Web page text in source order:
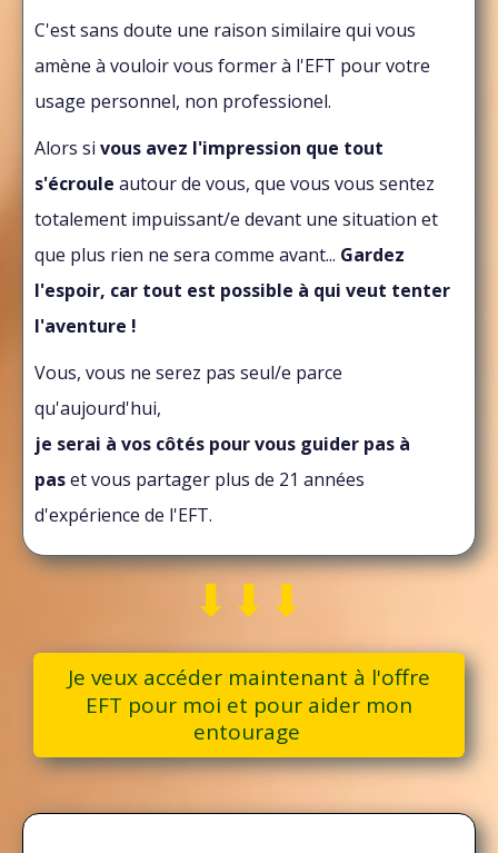
C'est sans doute une raison similaire qui vous
amène à vouloir vous former à l'EFT pour votre
usage personnel, non professionel.
Alors si vous avez l'impression que tout
s'écroule autour de vous, que vous vous sentez
totalement impuissant/e devant une situation et
que plus rien ne sera comme avant... Gardez
l'espoir, car tout est possible à qui veut tenter
l'aventure !
Vous, vous ne serez pas seul/e parce
qu'aujourd'hui,
je serai à vos côtés pour vous guider pas à
paset vous partager plus de 21 années
d'expérience de l'EFT.
⬇︎⬇︎⬇︎
Je veux accéder maintenant à l'offre
EFT pour moi et pour aider mon
entourage